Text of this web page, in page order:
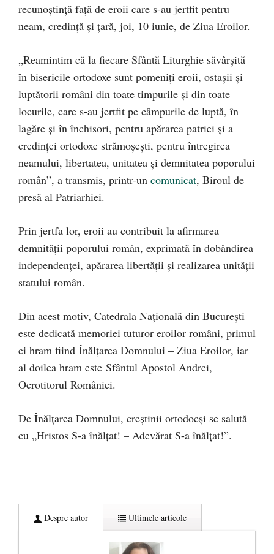
recunoştinţă faţă de eroii care s-au jertfit pentru
neam, credinţă şi ţară, joi, 10 iunie, de Ziua Eroilor.
„Reamintim că la fiecare Sfântă Liturghie săvârșită
în bisericile ortodoxe sunt pomeniţi eroii, ostaşii şi
luptătorii români din toate timpu­rile şi din toate
locurile, care s-au jertfit pe câmpurile de luptă, în
lagăre şi în închisori, pentru apărarea patriei şi a
credinţei ortodoxe strămoşeşti, pentru întregirea
neamului, libertatea, unitatea şi demnitatea poporului
român”, a transmis, printr-un comunicat, Biroul de
presă al Patriarhiei.
Prin jertfa lor, eroii au contribuit la afirmarea
demnităţii poporului român, exprimată în dobândirea
independenței, apărarea libertăţii şi realizarea unităţii
statului român.
Din acest motiv, Catedrala Națională din București
este dedicată memoriei tuturor eroilor români, primul
ei hram fiind Înălțarea Domnului – Ziua Eroilor, iar
al doilea hram este Sfântul Apostol Andrei,
Ocrotitorul României.
De Înălțarea Domnului, creştinii ortodocşi se salută
cu „Hristos S-a înălţat! – Adevărat S-a înălţat!”.
Despre autor Ultimele articole